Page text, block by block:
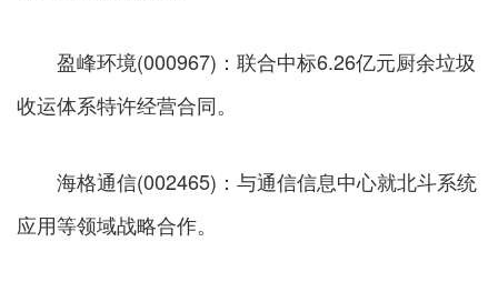
盈峰环境(000967)：联合中标6.26亿元厨余垃圾
收运体系特许经营合同。
海格通信(002465)：与通信信息中心就北斗系统
应用等领域战略合作。